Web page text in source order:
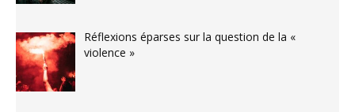
Réflexions éparses sur la question de la «
violence »